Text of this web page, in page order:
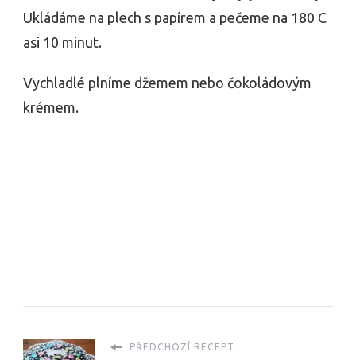
Ukládáme na plech s papírem a pečeme na 180 C
asi 10 minut.
Vychladlé plníme džemem nebo čokoládovým
krémem.
PŘEDCHOZÍ RECEPT